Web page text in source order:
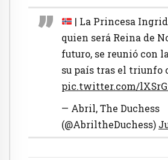
| La Princesa
quien será Reina de
futuro, se reunió con
su país tras el triunfo
pic.twitter.com/
— Abril, The Duchess
(@AbriltheDuchess)